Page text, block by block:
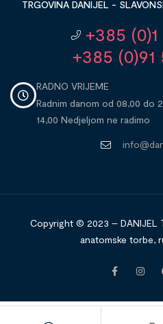
TRGOVINA DANIJEL -
+385
+385 (0)91
RADNO VRIJEME
Radnim danom od 08,00 do
14,00 Nedjeljom ne radimo
Copyright © 2023 – DANIJEL
anatomske torbe,